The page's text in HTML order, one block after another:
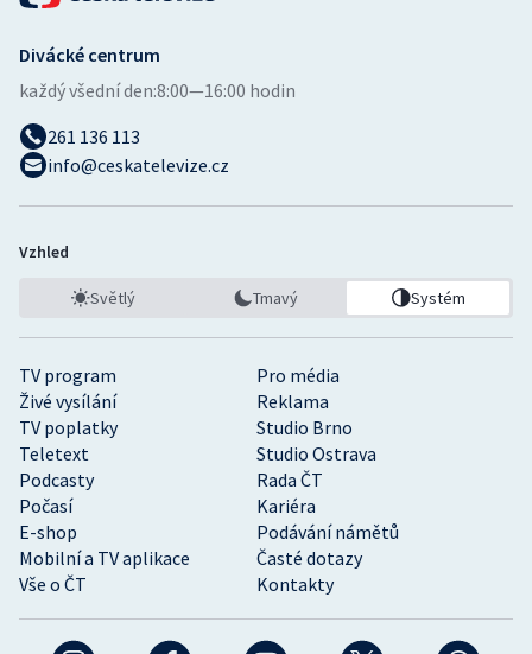
Ostatní
TV program
Pro média
Živé vysílání
Reklama
TV poplatky
Studio Brno
Teletext
Studio Ostrava
Podcasty
Rada ČT
Počasí
Kariéra
E-shop
Podávání námětů
Mobilní a TV aplikace
Časté dotazy
Vše o ČT
Kontakty
Divácké centrum
každý všední den:8:00—16:00 hodin
261 136 113
info@ceskatelevize.cz
Vzhled
Světlý Tmavý Systém